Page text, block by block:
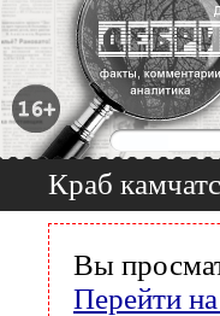
Краб
Вы
Перейти